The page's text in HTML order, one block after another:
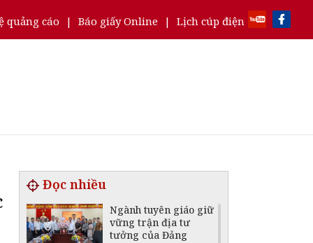
quảng cáo | Báo giấy Online | Lịch cúp điện
Đọc nhiều
Ngành tuyên giáo giữ
vững trận địa tư
tưởng của Đảng